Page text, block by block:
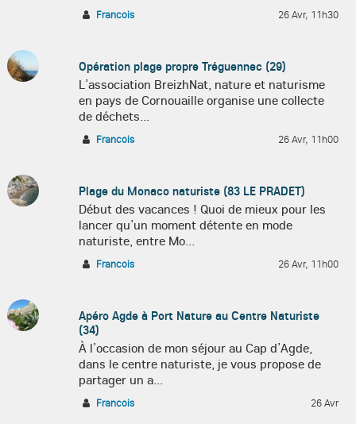
Francois 26 Avr, 11h30
Opération plage propre Tréguennec (29)
L’association BreizhNat, nature et naturisme
en pays de Cornouaille organise une collecte
de déchets...
Francois 26 Avr, 11h00
Plage du Monaco naturiste (83 LE PRADET)
Début des vacances ! Quoi de mieux pour les
lancer qu’un moment détente en mode
naturiste, entre Mo...
Francois 26 Avr, 11h00
Apéro Agde à Port Nature au Centre Naturiste
(34)
À l’occasion de mon séjour au Cap d’Agde,
dans le centre naturiste, je vous propose de
partager un a...
Francois 26 Avr